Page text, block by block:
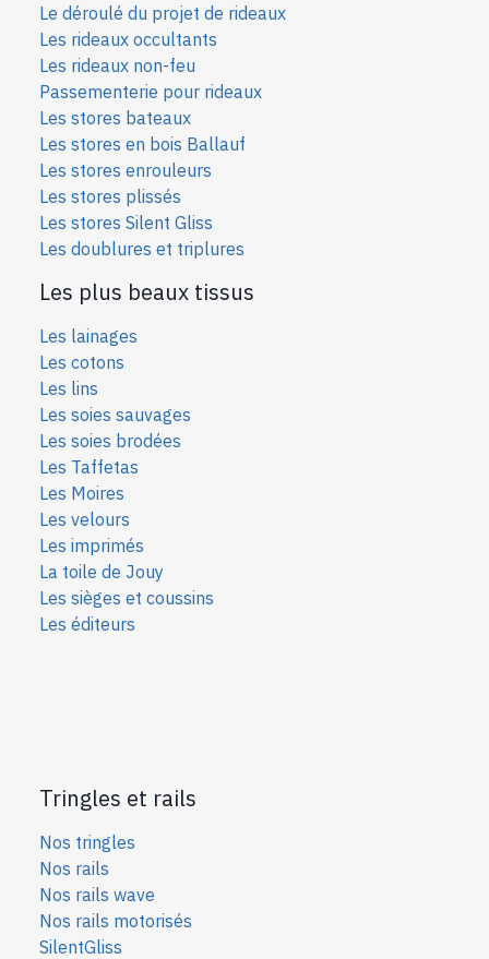
Le déroulé du projet de rideaux
Les rideaux occultants
Les rideaux non-feu
Passementerie pour rideaux
Les stores bateaux
Les stores en bois Ballauf
Les stores enrouleurs
Les stores plissés
Les stores Silent Gliss
Les doublures et triplures
Les plus beaux tissus
Les lainages
Les cotons
Les lins
Les soies sauvages
Les soies brodées
Les Taffetas
Les Moires
Les velours
Les imprimés
La toile de Jouy
Les sièges et coussins
Les éditeurs
Tringles et rails
Nos tringles
Nos rails
Nos rails wave
Nos rails motorisés
SilentGliss